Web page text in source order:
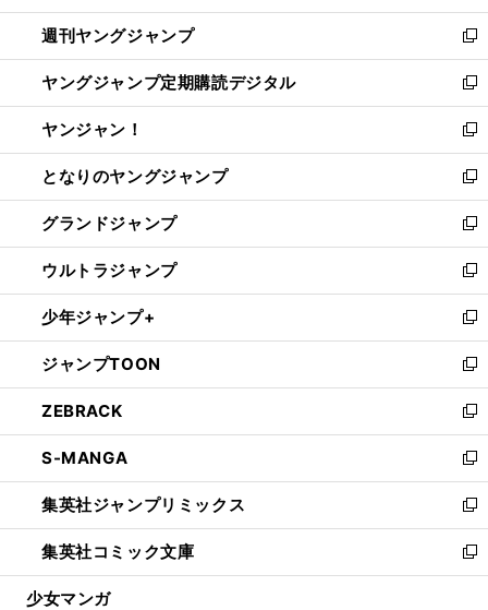
開
く
ウ
で
開
く
ン
ド
ウ
で
開
く
ウ
ィ
ン
ド
ウ
で
開
く
週刊ヤングジャンプ
新
し
い
ウ
ィ
ン
ド
ウ
で
開
く
ヤングジャンプ定期購読デジタル
新
し
い
ウ
ィ
ン
ド
ウ
で
開
く
ヤンジャン！
新
し
い
ウ
ィ
ン
ド
ウ
で
開
く
となりのヤングジャンプ
新
し
い
ウ
ィ
ン
ド
ウ
で
開
く
グランドジャンプ
新
し
い
ウ
ィ
ン
ド
ウ
で
開
く
ウルトラジャンプ
新
し
い
ウ
ィ
ン
ド
ウ
で
開
く
少年ジャンプ+
新
し
い
ウ
ィ
ン
ド
ウ
で
開
く
ジャンプTOON
新
し
い
ウ
ィ
ン
ド
ウ
で
開
ZEBRACK
新
し
い
ウ
ィ
ン
ド
ウ
S-MANGA
新
し
い
ウ
ィ
ン
集英社ジャンプリミックス
新
し
い
ウ
集英社コミック文庫
新
し
少女マンガ